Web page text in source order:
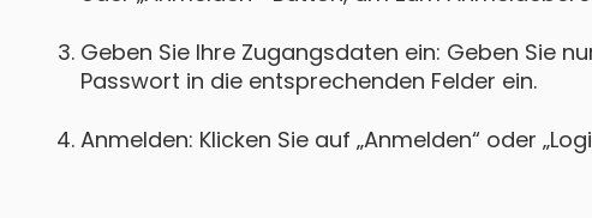
Geben Sie Ihre Zugangsdaten ein: Geben Sie
Passwort in die entsprechenden Felder ein.
Anmelden: Klicken Sie auf „Anmelden“ oder